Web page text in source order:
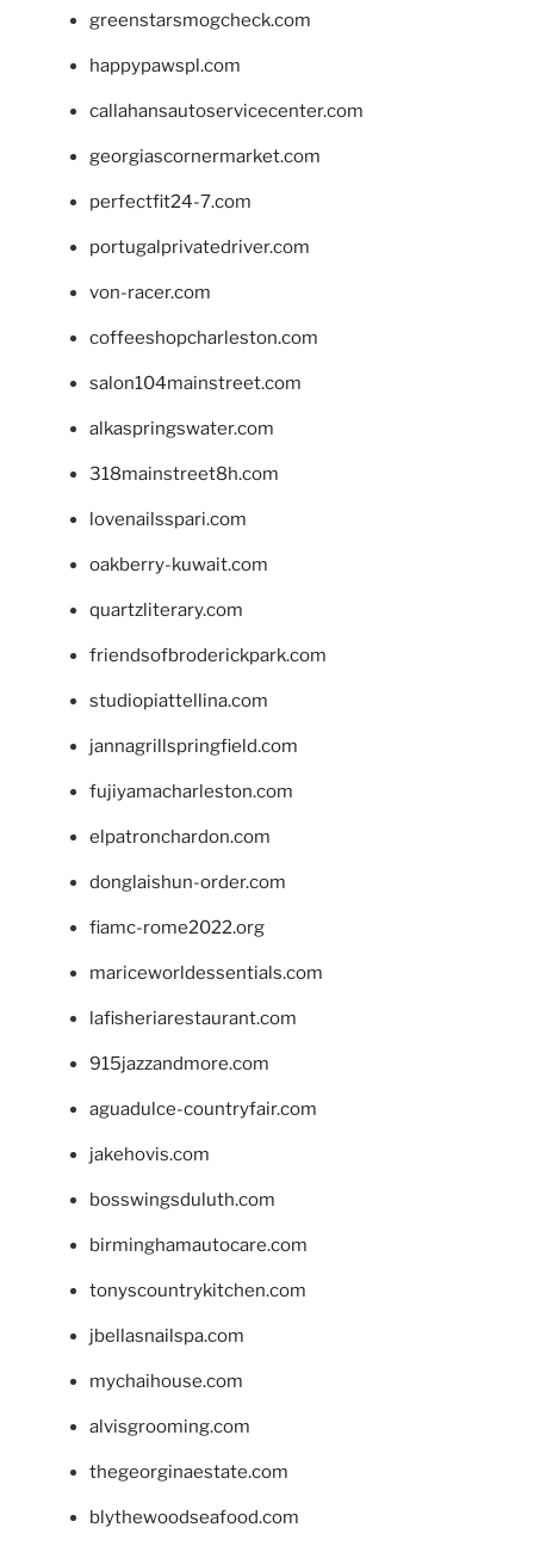
greenstarsmogcheck.com
happypawspl.com
callahansautoservicecenter.com
georgiascornermarket.com
perfectfit24-7.com
portugalprivatedriver.com
von-racer.com
coffeeshopcharleston.com
salon104mainstreet.com
alkaspringswater.com
318mainstreet8h.com
lovenailsspari.com
oakberry-kuwait.com
quartzliterary.com
friendsofbroderickpark.com
studiopiattellina.com
jannagrillspringfield.com
fujiyamacharleston.com
elpatronchardon.com
donglaishun-order.com
fiamc-rome2022.org
mariceworldessentials.com
lafisheriarestaurant.com
915jazzandmore.com
aguadulce-countryfair.com
jakehovis.com
bosswingsduluth.com
birminghamautocare.com
tonyscountrykitchen.com
jbellasnailspa.com
mychaihouse.com
alvisgrooming.com
thegeorginaestate.com
blythewoodseafood.com